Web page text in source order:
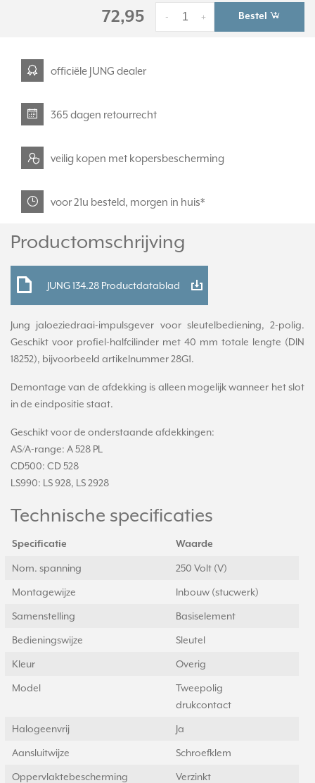
72,95 +
- Bestel
officiële JUNG dealer
365 dagen retourrecht
veilig kopen met kopersbescherming
voor 21u besteld, morgen in huis*
Productomschrijving
JUNG 134.28 Productdatablad
Jung jaloeziedraai-impulsgever voor sleutelbediening, 2-polig.
Geschikt voor profiel-halfcilinder met 40 mm totale lengte (DIN
18252), bijvoorbeeld artikelnummer 28G1.
Demontage van de afdekking is alleen mogelijk wanneer het slot
in de eindpositie staat.
Geschikt voor de onderstaande afdekkingen:
AS/A-range: A 528 PL
CD500: CD 528
LS990: LS 928, LS 2928
Technische specificaties
Specificatie Waarde
Nom. spanning 250 Volt (V)
Montagewijze Inbouw (stucwerk)
Samenstelling Basiselement
Bedieningswijze Sleutel
Kleur Overig
Model
Tweepolig
drukcontact
Halogeenvrij Ja
Aansluitwijze Schroefklem
Oppervlaktebescherming Verzinkt